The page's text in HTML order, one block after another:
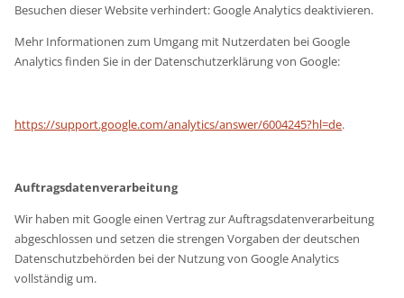
Besuchen dieser Website verhindert: Google Analytics deaktivieren.
Mehr Informationen zum Umgang mit Nutzerdaten bei Google
Analytics finden Sie in der Datenschutzerklärung von Google:
https://support.google.com/analytics/answer/6004245?hl=de.
Auftragsdatenverarbeitung
Wir haben mit Google einen Vertrag zur Auftragsdatenverarbeitung
abgeschlossen und setzen die strengen Vorgaben der deutschen
Datenschutzbehörden bei der Nutzung von Google Analytics
vollständig um.